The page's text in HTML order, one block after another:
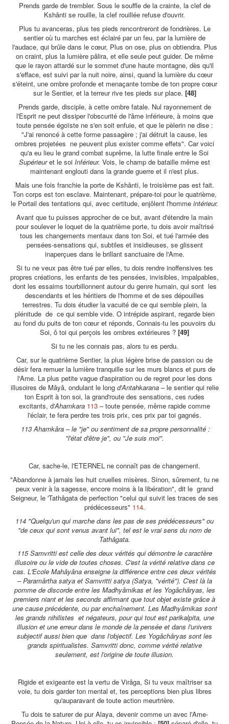
Prends garde de trembler. Sous le souffle de la crainte, la clef de
Kshânti se rouille, la clef rouillée refuse d'ouvrir.
Plus tu avanceras, plus tes pieds rencontreront de fondrières. Le
sentier où tu marches est éclairé par un feu, par la lumière de
l'audace, qui brûle dans le cœur, Plus on ose, plus on obtiendra. Plus
on craint, plus la lumière pâlira, et elle seule peut guider. De même
que le rayon attardé sur le sommet d'une haute montagne, dès qu'il
s'efface, est suivi par la nuit noire, ainsi, quand la lumière du cœur
s'éteint, une ombre profonde et menaçante tombe de ton propre cœur
sur le Sentier, et la terreur rive tes pieds sur place. [48]
Prends garde, disciple, à cette ombre fatale. Nul rayonnement de
l'Esprit ne peut dissiper l'obscurité de l'âme inférieure, à moins que
toute pensée égoïste ne s'en soit enfuie, et que le pèlerin ne dise :
"J'ai renoncé à cette forme passagère ; j'ai détruit la cause, les
ombres projetées ne peuvent plus exister comme effets". Car voici
qu'a eu lieu le grand combat suprême, la lutte finale entre le Soi
Supérieuret le soi Inférieur. Vois, le champ de bataille même est
maintenant englouti dans la grande guerre et il n'est plus.
Mais une fois franchie la porte de Kshânti, le troisième pas est fait.
Ton corps est ton esclave. Maintenant, prépare-toi pour le quatrième,
le Portail des tentations qui, avec certitude, enjôlent l'homme intérieur.
Avant que tu puisses approcher de ce but, avant d'étendre la main
pour soulever le loquet de la quatrième porte, tu dois avoir maîtrisé
tous les changements mentaux dans ton Soi, et tué l'armée des
pensées-sensations qui, subtiles et insidieuses, se glissent
inaperçues dans le brillant sanctuaire de l'Ame.
Si tu ne veux pas être tué par elles, tu dois rendre inoffensives tes
propres créations, les enfants de tes pensées, invisibles, impalpables,
dont les essaims tourbillonnent autour du genre humain, qui sont les
descendants et les héritiers de l'homme et de ses dépouilles
terrestres. Tu dois étudier la vacuité de ce qui semble plein, la
plénitude de ce qui semble vide. O intrépide aspirant, regarde bien
au fond du puits de ton cœur et réponds, Connais-tu les pouvoirs du
Soi, ô toi qui perçois les ombres extérieures ? [49]
Si tu ne les connais pas, alors tu es perdu.
Car, sur le quatrième Sentier, la plus légère brise de passion ou de
désir fera remuer la lumière tranquille sur les murs blancs et purs de
l'Ame. La plus petite vague d'aspiration ou de regret pour les dons
illusoires de Mâyâ, ondulant le long d'Antahkarana – le sentier qui relie
ton Esprit à ton soi, la grand'route des sensations, ces rudes
excitants, d'Ahamkara 113 – toute pensée, même rapide comme
l'éclair, te fera perdre tes trois prix, ces prix par toi gagnés.
113 Ahamkâra – le "je" ou sentiment de sa propre personnalité :
"l'état d'être je", ou "Je suis moi".
Car, sache-le, l'ETERNEL ne connaît pas de changement.
"Abandonne à jamais les huit cruelles misères. Sinon, sûrement, tu ne
peux venir à la sagesse, encore moins à la libération", dit le grand
Seigneur, le 'Tathâgata de perfection "celui qui suivit les traces de ses
prédécesseurs" 114.
114 "Quelqu'un qui marche dans les pas de ses prédécesseurs" ou
"de ceux qui sont venus avant lui", tel est le vrai sens du nom de
Tathâgata.
115 Samvritti est celle des deux vérités qui démontre le caractère
illusoire ou le vide de toutes choses. C'est la vérité relative dans ce
cas. L'Ecole Mahâyâna enseigne la différence entre ces deux vérités
– Paramârtha satya et Samvritti satya (Satya, "vérité"). C'est là la
pomme de discorde entre les Madhyâmikas et les Yogâchâryas, les
premiers niant et les seconds affirmant que tout objet existe grâce à
une cause précédente, ou par enchaînement. Les Madhyâmikas sont
les grands nihilistes et négateurs, pour qui tout est parikalpita, une
illusion et une erreur dans le monde de la pensée et dans l'univers
subjectif aussi bien que dans l'objectif. Les Yogâchâryas sont les
grands spiritualistes. Samvritti donc, comme vérité relative
seulement, est l'origine de toute illusion.
Rigide et exigeante est la vertu de Virâga, Si tu veux maîtriser sa
voie, tu dois garder ton mental et, tes perceptions bien plus libres
qu'auparavant de toute action meurtrière.
Tu dois te saturer de pur Alaya, devenir comme un avec l'Ame-